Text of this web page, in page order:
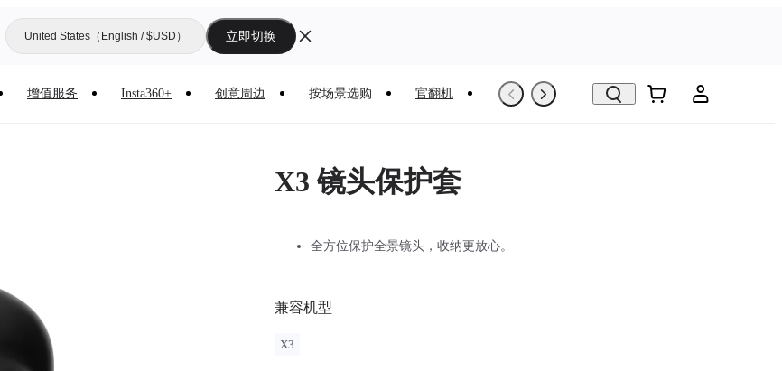
United States（English / $USD） 立即切换
增值服务 Insta360+ 创意周边 按场景选购 官翻机 以旧换新 VR看房
X3 镜头保护套
全方位保护全景镜头，收纳更放心。
兼容机型
X3